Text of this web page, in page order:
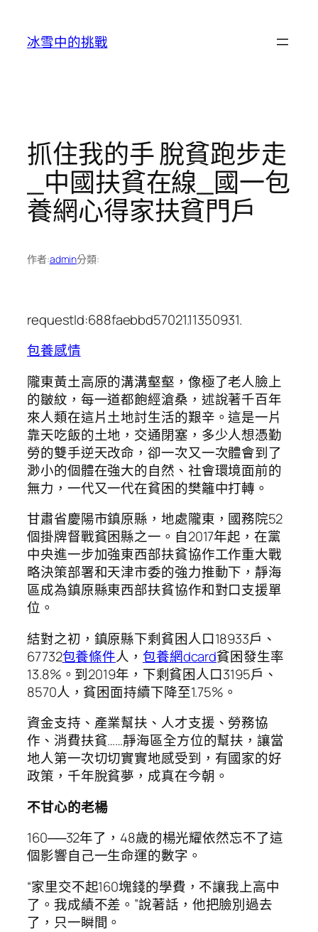
冰雪中的挑戰
抓住我的手 脫貧跑步走
_中國扶貧在線_國一包
養網心得家扶貧門戶
作者:admin分類:
requestId:688faebbd57021.11350931.
包養感情
隴東黃土高原的溝溝壑壑，像極了老人臉上
的皺紋，每一道都飽經滄桑，述說著千百年
來人類在這片土地討生活的艱辛。這是一片
靠天吃飯的土地，交通閉塞，多少人想憑勤
勞的雙手逆天改命，卻一次又一次體會到了
渺小的個體在強大的自然、社會環境面前的
無力，一代又一代在貧困的樊籬中打轉。
甘肅省慶陽市鎮原縣，地處隴東，國務院52
個掛牌督戰貧困縣之一。自2017年起，在黨
中央進一步加強東西部扶貧協作工作重大戰
略決策部署和天津市委的強力推動下，靜海
區成為鎮原縣東西部扶貧協作和對口支援單
位。
結對之初，鎮原縣下剩貧困人口18933戶、
67732包養條件人， 包養網dcard貧困發生率
13.8%。到2019年，下剩貧困人口3195戶、
8570人，貧困面持續下降至1.75%。
資金支持、產業幫扶、人才支援、勞務協
作、消費扶貧……靜海區全方位的幫扶，讓當
地人第一次切切實實地感受到，有國家的好
政策，千年脫貧夢，成真在今朝。
不甘心的老楊
160──32年了，48歲的楊光耀依然忘不了這
個影響自己一生命運的數字。
“家里交不起160塊錢的學費，不讓我上高中
了。我成績不差。”說著話，他把臉別過去
了，只一瞬間。